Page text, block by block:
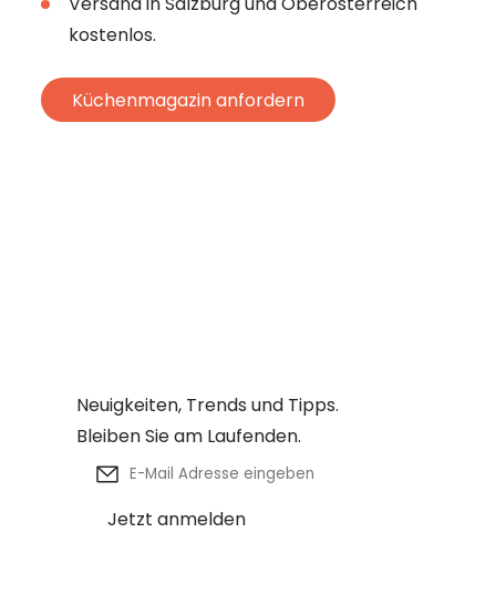
kostenlos.
Küchenmagazin anfordern
Neuigkeiten, Trends und Tipps.
Bleiben Sie am Laufenden.
E-Mail Adresse
Jetzt anmelden